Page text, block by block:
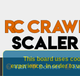
V&A Doneer
This board uses
experience. In order to